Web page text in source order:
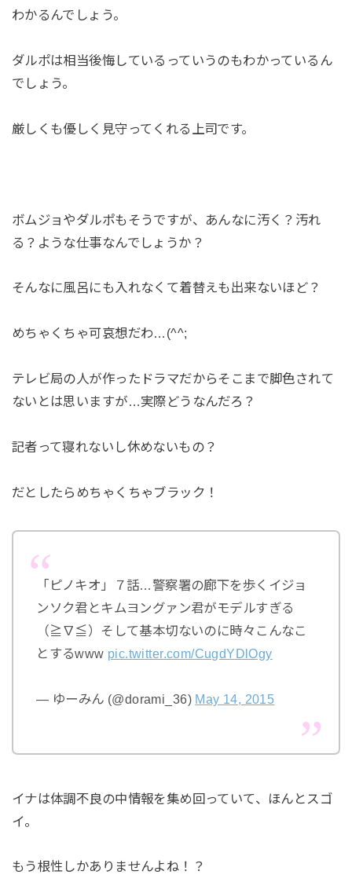
わかるんでしょう。
ダルポは相当後悔しているっていうのもわかっているん
でしょう。
厳しくも優しく見守ってくれる上司です。
ボムジョやダルポもそうですが、あんなに汚く？汚れ
る？ような仕事なんでしょうか？
そんなに風呂にも入れなくて着替えも出来ないほど？
めちゃくちゃ可哀想だわ…(^^;
テレビ局の人が作ったドラマだからそこまで脚色されて
ないとは思いますが…実際どうなんだろ？
記者って寝れないし休めないもの？
だとしたらめちゃくちゃブラック！
「ピノキオ」７話…警察署の廊下を歩くイジョ
ンソク君とキムヨングァン君がモデルすぎる
（≧∇≦）そして基本切ないのに時々こんなこ
とするwww pic.twitter.com/CugdYDlOgy
— ゆーみん (@dorami_36) May 14, 2015
イナは体調不良の中情報を集め回っていて、ほんとスゴ
イ。
もう根性しかありませんよね！？